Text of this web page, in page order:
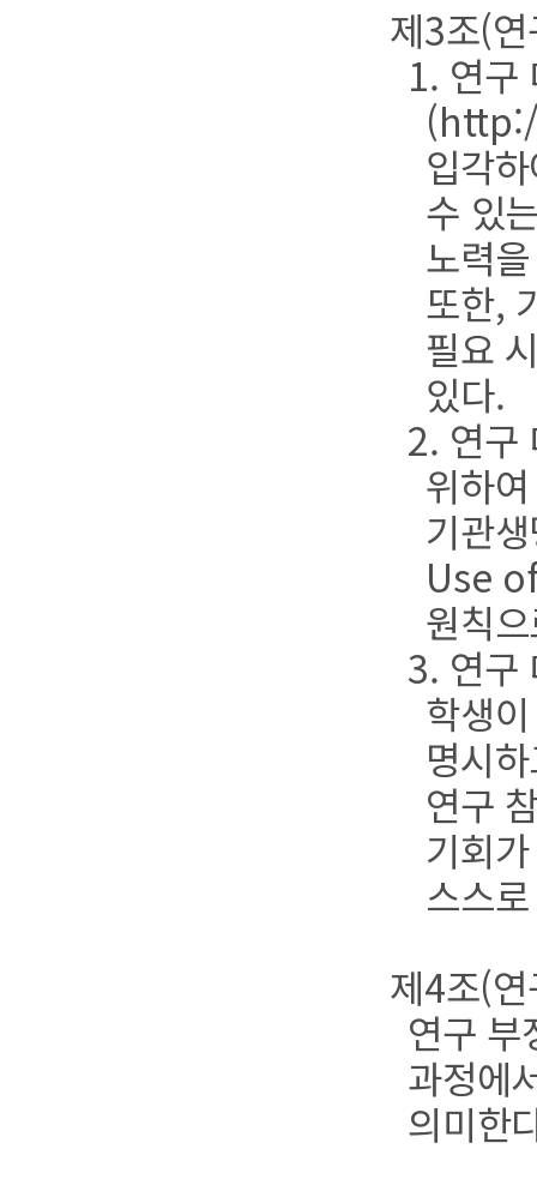
제3조(
1. 연구
입각
수 있
노력
또한,
필요
있다.
2. 연구
위하
기관
Use
원칙
3. 연구
학생
명시
연구
기회
스스
제4조(
연구 부
과정에
의미한